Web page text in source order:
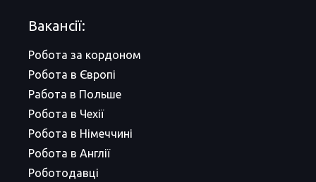
Вакансії:
Робота за кордоном
Робота в Європі
Работа в Польше
Робота в Чехії
Робота в Німеччині
Робота в Англії
Роботодавці